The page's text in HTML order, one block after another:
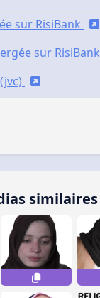
sur RisiBank
sur RisiBank
similaires